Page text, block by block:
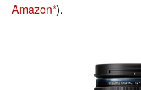
Amazon ).